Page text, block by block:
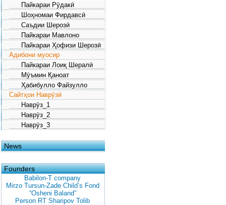
Пайкараи Рӯдакӣ
Шоҳномаи Фирдавсӣ
Саъдии Шерозӣ
Пайкараи Мавлоно
Пайкараи Ҳофизи Шерозӣ
Адибони муосир
Пайкараи Лоиқ Шералӣ
Мӯъмин Қаноат
Ҳабибулло Файзулло
Сайтҳои Наврӯзӣ
Наврӯз_1
Наврӯз_2
Наврӯз_3
News
Founders
Babilon-T company
Mirzo Tursun-Zade Child’s Fond
“Osheni Baland”
Person RT Sharipov Tolib